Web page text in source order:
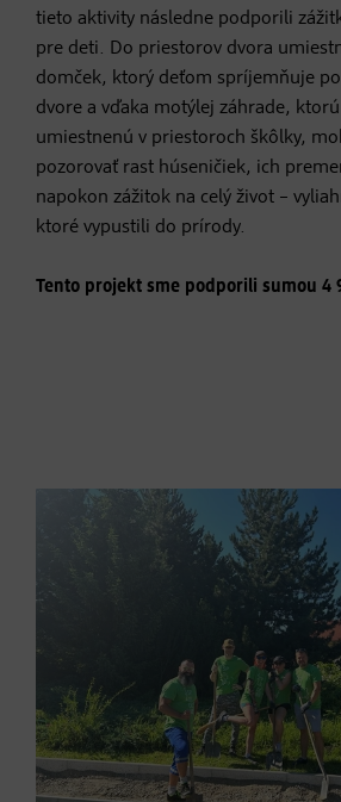
tieto aktivity následne podporili
pre deti. Do priestorov dvora
domček, ktorý deťom spríjemňuje
dvore a vďaka motýlej záhrade,
umiestnenú v priestoroch škôlky,
pozorovať rast húseničiek, ich
napokon zážitok na celý život –
ktoré vypustili do prírody.
Tento projekt sme podporili sumou 4